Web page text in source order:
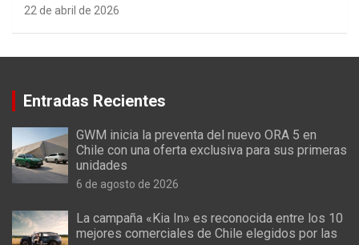
22 de abril de 2026
Entradas Recientes
GWM inicia la preventa del nuevo ORA 5 en
Chile con una oferta exclusiva para sus primeras
unidades
6 de agosto de 2026
La campaña «Kia In» es reconocida entre los 10
mejores comerciales de Chile elegidos por las